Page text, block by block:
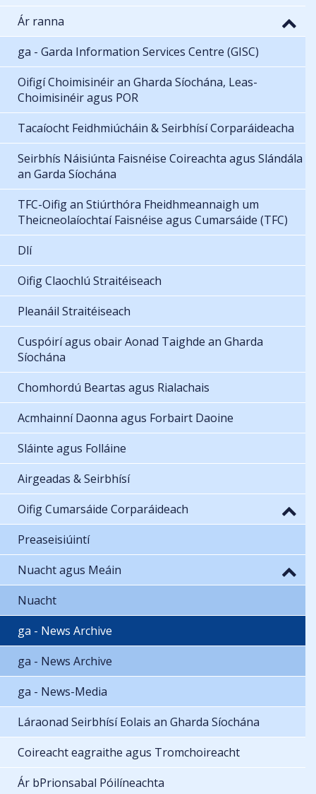
Ár ranna
ga - Garda Information Services Centre (GISC)
Oifigí Choimisinéir an Gharda Síochána, Leas-
Choimisinéir agus POR
Tacaíocht Feidhmiúcháin & Seirbhísí Corparáideacha
Seirbhís Náisiúnta Faisnéise Coireachta agus Slándála
an Garda Síochána
TFC-Oifig an Stiúrthóra Fheidhmeannaigh um
Theicneolaíochtaí Faisnéise agus Cumarsáide (TFC)
Dlí
Oifig Claochlú Straitéiseach
Pleanáil Straitéiseach
Cuspóirí agus obair Aonad Taighde an Gharda
Síochána
Chomhordú Beartas agus Rialachais
Acmhainní Daonna agus Forbairt Daoine
Sláinte agus Folláine
Airgeadas & Seirbhísí
Oifig Cumarsáide Corparáideach
Preaseisiúintí
Nuacht agus Meáin
Nuacht
ga - News Archive
ga - News Archive
ga - News-Media
Láraonad Seirbhísí Eolais an Gharda Síochána
Coireacht eagraithe agus Tromchoireacht
Ár bPrionsabal Póilíneachta